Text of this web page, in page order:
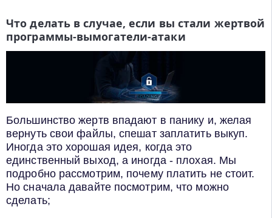
Что делать в случае, если вы стали жертвой
программы-вымогатели-атаки
Большинство жертв впадают в панику и, желая
вернуть свои файлы, спешат заплатить выкуп.
Иногда это хорошая идея, когда это
единственный выход, а иногда - плохая. Мы
подробно рассмотрим, почему платить не стоит.
Но сначала давайте посмотрим, что можно
сделать;